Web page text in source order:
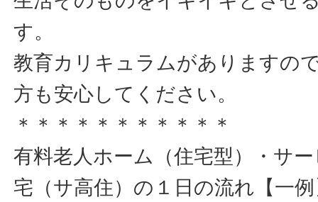
す。
教育カリキュラムがありますの
方も安心してください。
＊＊＊＊＊＊＊＊＊＊＊
有料老人ホーム（住宅型）・サ
宅（サ高住）の１日の流れ【一